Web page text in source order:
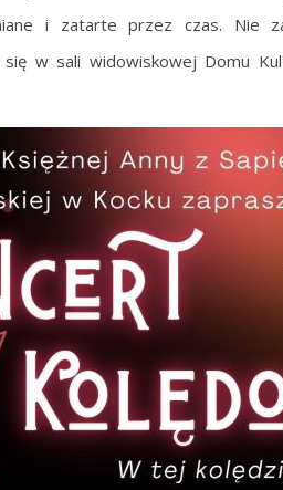
i zatarte przez czas. Nie
w sali widowiskowej Domu